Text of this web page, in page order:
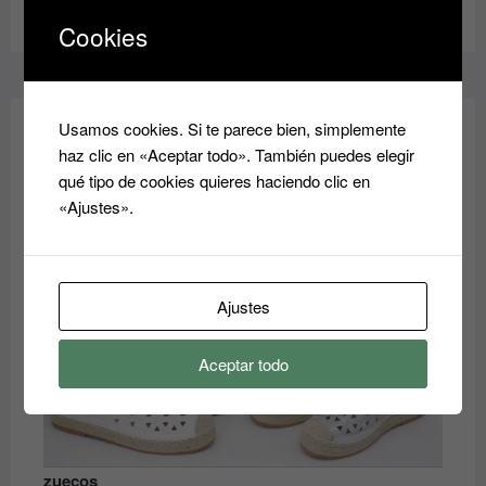
¡REBAJAS!
zuecos
Cookies
Usamos cookies. Si te parece bien, simplemente
haz clic en «Aceptar todo». También puedes elegir
qué tipo de cookies quieres haciendo clic en
«Ajustes».
Ajustes
Aceptar todo